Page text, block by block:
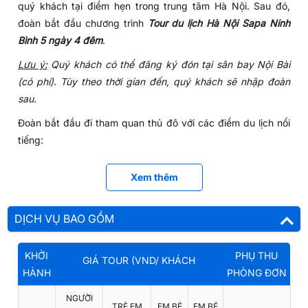
quý khách tại điểm hẹn trong trung tâm Hà Nội. Sau đó,
đoàn bắt đầu chương trình Tour du lịch Hà Nội Sapa Ninh
Bình 5 ngày 4 đêm.
Lưu ý:Quý khách có thể đăng ký đón tại sân bay Nội Bài
(có phí). Tùy theo thời gian đến, quý khách sẽ nhập đoàn
sau.
Đoàn bắt đầu đi tham quan thủ đô với các điểm du lịch nổi
tiếng:
Buổi sáng, Quý khách thăm quan với:
Chùa Trấn Quốc- di tích đạo Phật và là di sản quốc
gia
Khu di tích Hồ Chí Minh
, một phức hợp bao gồm: Lăng
Điểm tham quan kế tiếp sẽ phụ thuộc vào ngày tham quan:
Vào các ngày thứ 3, thứ 5, thứ 7 và chủ nhật: Tham
quanBảo tàng Dân tộc học
Xem thêm
DỊCH VỤ BAO GỒM
KHỞI
HÀNH
GIÁ TOUR (VND/ KHÁCH
PHỤ THU
PHÒNG ĐƠN
NGƯỜI